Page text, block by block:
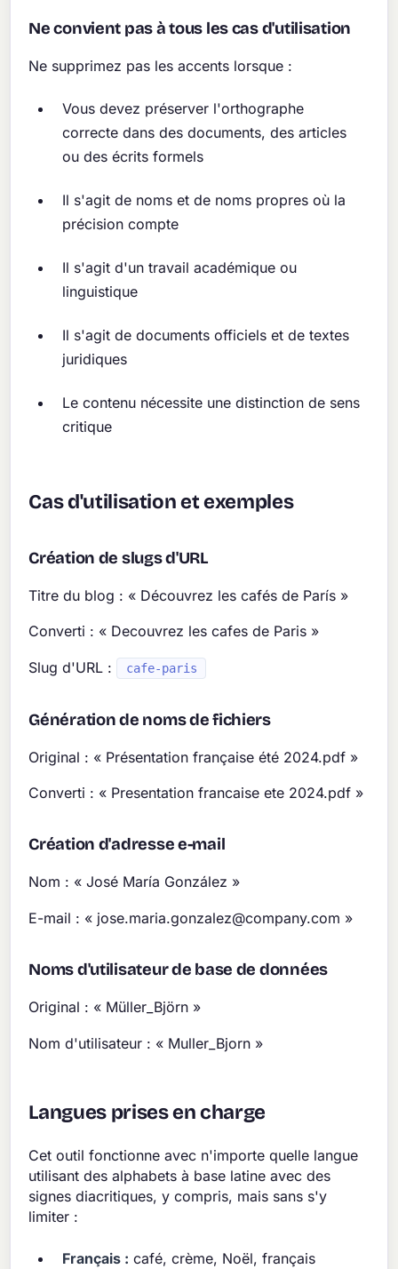
Ne convient pas à tous les cas d'utilisation
Ne supprimez pas les accents lorsque :
Vous devez préserver l'orthographe
correcte dans des documents, des articles
ou des écrits formels
Il s'agit de noms et de noms propres où la
précision compte
Il s'agit d'un travail académique ou
linguistique
Il s'agit de documents officiels et de textes
juridiques
Le contenu nécessite une distinction de sens
critique
Cas d'utilisation et exemples
Création de slugs d'URL
Titre du blog : « Découvrez les cafés de París »
Converti : « Decouvrez les cafes de Paris »
Slug d'URL : cafe-paris
Génération de noms de fichiers
Original : « Présentation française été 2024.pdf »
Converti : « Presentation francaise ete 2024.pdf »
Création d'adresse e-mail
Nom : « José María González »
E-mail : « jose.maria.gonzalez@company.com »
Noms d'utilisateur de base de données
Original : « Müller_Björn »
Nom d'utilisateur : « Muller_Bjorn »
Langues prises en charge
Cet outil fonctionne avec n'importe quelle langue
utilisant des alphabets à base latine avec des
signes diacritiques, y compris, mais sans s'y
limiter :
Français : café, crème, Noël, français